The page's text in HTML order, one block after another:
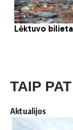
TAIP
Aktualijos